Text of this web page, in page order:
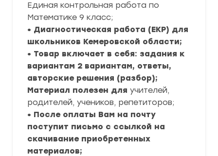
Единая контрольная работа по
Математике 9 класс;
• Диагностическая работа (ЕКР) для
школьников Кемеровской области;
• Товар включает в себя: задания к
вариантам 2 вариантам, ответы,
авторские решения (разбор);
Материал полезен для учителей,
родителей, учеников, репетиторов;
• После оплаты Вам на почту
поступит письмо с ссылкой на
скачивание приобретенных
материалов;